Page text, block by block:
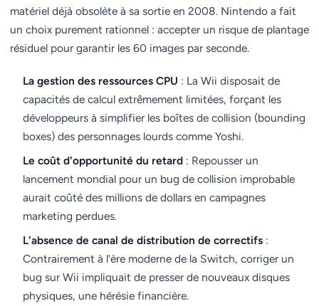
matériel déjà obsolète à sa sortie en 2008. Nintendo a fait
un choix purement rationnel : accepter un risque de plantage
résiduel pour garantir les 60 images par seconde.
La gestion des ressources CPU : La Wii disposait de
capacités de calcul extrêmement limitées, forçant les
développeurs à simplifier les boîtes de collision (bounding
boxes) des personnages lourds comme Yoshi.
Le coût d'opportunité du retard : Repousser un
lancement mondial pour un bug de collision improbable
aurait coûté des millions de dollars en campagnes
marketing perdues.
L'absence de canal de distribution de correctifs :
Contrairement à l'ère moderne de la Switch, corriger un
bug sur Wii impliquait de presser de nouveaux disques
physiques, une hérésie financière.